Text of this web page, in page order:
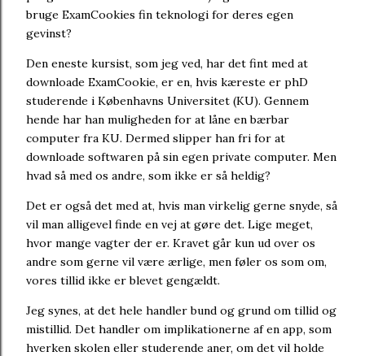
bruge ExamCookies fin teknologi for deres egen
gevinst?
Den eneste kursist, som jeg ved, har det fint med at
downloade ExamCookie, er en, hvis kæreste er phD
studerende i Københavns Universitet (KU). Gennem
hende har han muligheden for at låne en bærbar
computer fra KU. Dermed slipper han fri for at
downloade softwaren på sin egen private computer. Men
hvad så med os andre, som ikke er så heldig?
Det er også det med at, hvis man virkelig gerne snyde, så
vil man alligevel finde en vej at gøre det. Lige meget,
hvor mange vagter der er. Kravet går kun ud over os
andre som gerne vil være ærlige, men føler os som om,
vores tillid ikke er blevet gengældt.
Jeg synes, at det hele handler bund og grund om tillid og
mistillid. Det handler om implikationerne af en app, som
hverken skolen eller studerende aner, om det vil holde